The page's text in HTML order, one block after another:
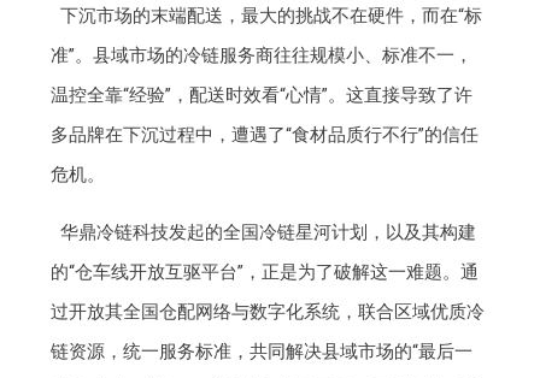
下沉市场的末端配送，最大的挑战不在硬件，而在“标
准”。县域市场的冷链服务商往往规模小、标准不一，
温控全靠“经验”，配送时效看“心情”。这直接导致了许
多品牌在下沉过程中，遭遇了“食材品质行不行”的信任
危机。
华鼎冷链科技发起的全国冷链星河计划，以及其构建
的“仓车线开放互驱平台”，正是为了破解这一难题。通
过开放其全国仓配网络与数字化系统，联合区域优质冷
链资源，统一服务标准，共同解决县域市场的“最后一